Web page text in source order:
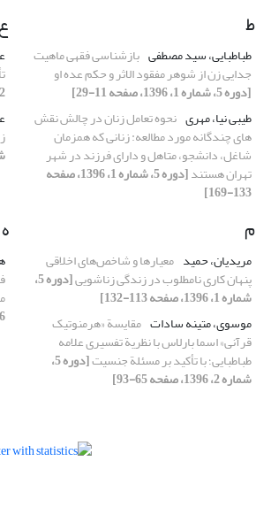
ط
طباطبایی، سید مصطفی بازشناسی فقهی ماهیت
جدایی زن از شوهر مفقود الاثر و حکم عده او
[دوره 5، شماره 1، 1396، صفحه 11-29]
طیبی نیا، مهری نحوه تعامل زنان در چالش نقش
های چندگانه مورد مطالعه: زنانی که همزمان
شاغل، دانشجو، متاهل و دارای فرزند در شهر
تهران هستند [دوره 5، شماره 1، 1396، صفحه
133-169]
2، 1396، صفحه 95-123]
م
مریدیان، حمید معیارها و شاخص‌های اخلاقی
پنهان کاری نامطلوب در زندگی زناشویی [دوره 5،
شماره 1، 1396، صفحه 113-132]
موسوی، متینه سادات مقایسة «هرمنوتیک
قرآنی» اسما بارلاس با نظریة تفسیری علامه
طباطبایی؛ با تأکید بر مسئلة جنسیت [دوره 5،
شماره 2، 1396، صفحه 65-93]
ه